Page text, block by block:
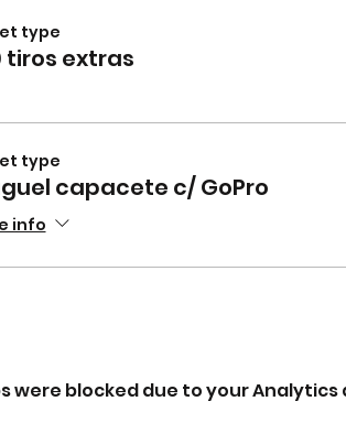
type
tiros extras
type
capacete c/ GoPro
info
were blocked due to your